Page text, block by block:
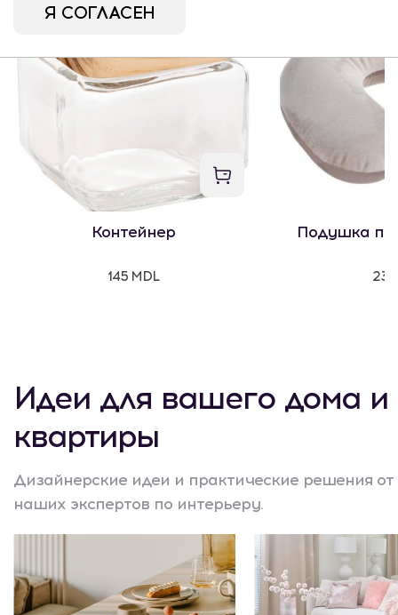
CEL MAI VÂNDUT
Контейнер
145 MDL
Подушка
Идеи для вашего дома и
квартиры
Дизайнерские идеи и практические решения от
наших экспертов по интерьеру.
Я СОГЛАСЕН